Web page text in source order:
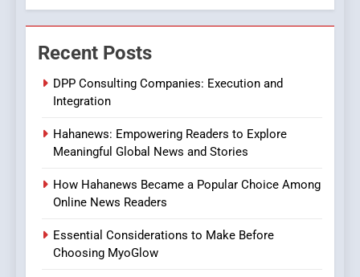
Streaming Platforms
The Changing World of
Online Pharmacies: Where
8
Discover a Bold Geometric
Style for Your Smartphone
BUSINESS
1
Recent Posts
DPP Consulting Companies: Execution and
Integration
Hahanews: Empowering Readers to Explore
Meaningful Global News and Stories
How Hahanews Became a Popular Choice Among
Online News Readers
Essential Considerations to Make Before
Choosing MyoGlow